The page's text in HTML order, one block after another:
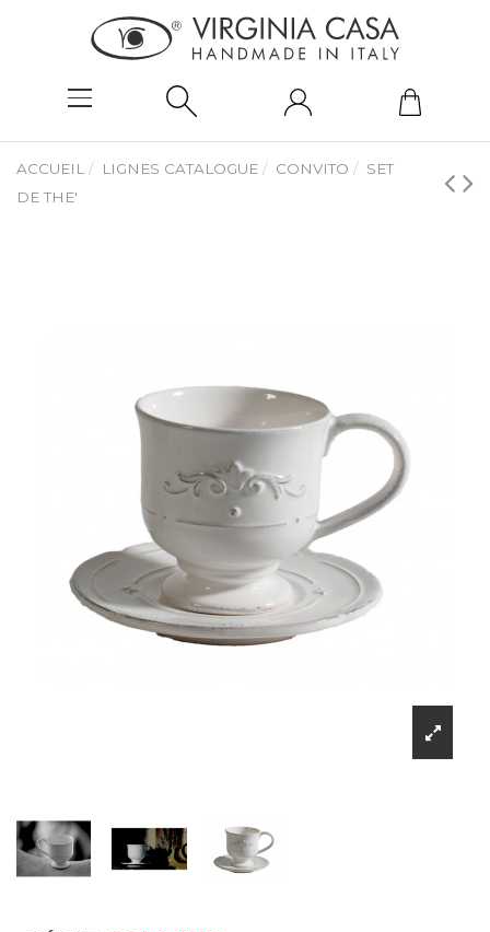
ACCUEIL LIGNES CATALOGUE CONVITO
SET
DE THE'